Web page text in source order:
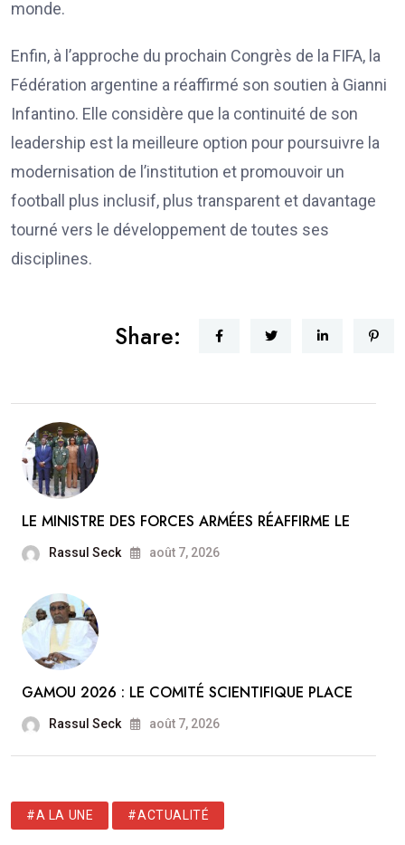
monde.
Enfin, à l’approche du prochain Congrès de la FIFA, la
Fédération argentine a réaffirmé son soutien à Gianni
Infantino. Elle considère que la continuité de son
leadership est la meilleure option pour poursuivre la
modernisation de l’institution et promouvoir un
football plus inclusif, plus transparent et davantage
tourné vers le développement de toutes ses
disciplines.
Share:
LE MINISTRE DES FORCES ARMÉES RÉAFFIRME LE
Rassul Seck août 7, 2026
GAMOU 2026 : LE COMITÉ SCIENTIFIQUE PLACE
Rassul Seck août 7, 2026
#A LA UNE #ACTUALITÉ